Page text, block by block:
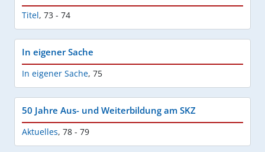
Titel, 73 - 74
In eigener Sache
In eigener Sache, 75
50 Jahre Aus- und Weiterbildung am SKZ
Aktuelles, 78 - 79